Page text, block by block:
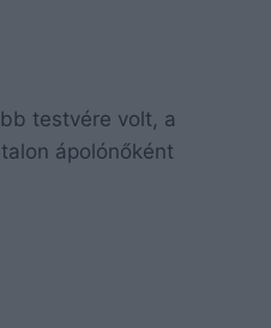
testvére volt, a
ápolónőként